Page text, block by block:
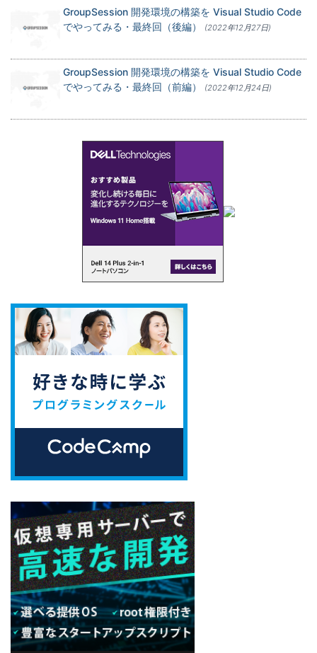
GroupSession 開発環境の構築を Visual Studio Code
でやってみる・最終回（後編）
(2022年12月27日)
GroupSession 開発環境の構築を Visual Studio Code
でやってみる・最終回（前編）
(2022年12月24日)